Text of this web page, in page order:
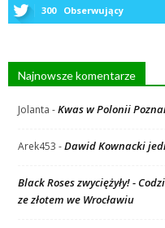
300 Obserwujący
Najnowsze komentarze
Jolanta -Kwas w Polonii
Arek453 -Dawid Kownacki
Black Roses zwyciężyły! -
ze złotem we Wrocławiu